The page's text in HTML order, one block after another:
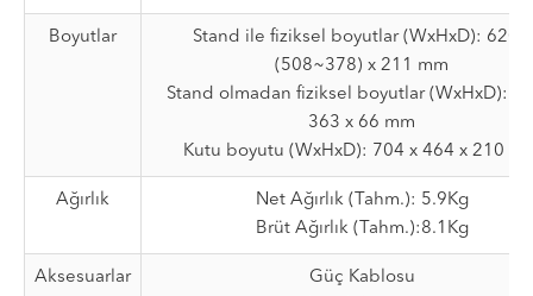
Boyutlar
Stand ile fiziksel boyutlar (WxHxD): 620 x
(508~378) x 211 mm
Stand olmadan fiziksel boyutlar (WxHxD):
363 x 66 mm
Kutu boyutu (WxHxD): 704 x 464 x 210
Ağırlık
Net Ağırlık (Tahm.): 5.9Kg
Brüt Ağırlık (Tahm.):8.1Kg
Aksesuarlar
Güç Kablosu